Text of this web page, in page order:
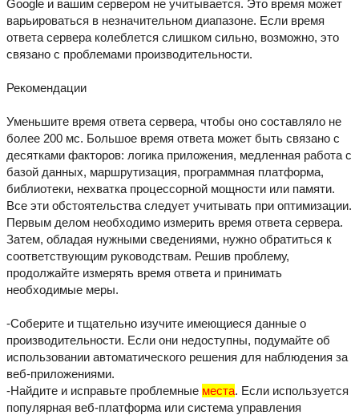
Google и вашим сервером не учитывается. Это время может
варьироваться в незначительном диапазоне. Если время
ответа сервера колеблется слишком сильно, возможно, это
связано с проблемами производительности.
Рекомендации
Уменьшите время ответа сервера, чтобы оно составляло не
более 200 мс. Большое время ответа может быть связано с
десятками факторов: логика приложения, медленная работа с
базой данных, маршрутизация, программная платформа,
библиотеки, нехватка процессорной мощности или памяти.
Все эти обстоятельства следует учитывать при оптимизации.
Первым делом необходимо измерить время ответа сервера.
Затем, обладая нужными сведениями, нужно обратиться к
соответствующим руководствам. Решив проблему,
продолжайте измерять время ответа и принимать
необходимые меры.
-Соберите и тщательно изучите имеющиеся данные о
производительности. Если они недоступны, подумайте об
использовании автоматического решения для наблюдения за
веб-приложениями.
-Найдите и исправьте проблемные места. Если используется
популярная веб-платформа или система управления